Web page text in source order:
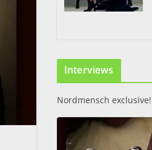
Interviews
Nordmensch exclusive!